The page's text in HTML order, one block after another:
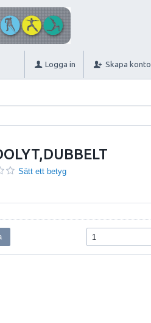
Logga in Skapa konto
Sätt ett betyg